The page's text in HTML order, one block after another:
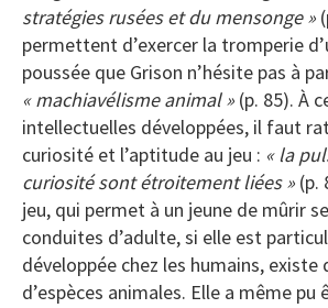
stratégies rusées et du mensonge »
permettent d’exercer la tromperie
poussée que Grison n’hésite pas à
« machiavélisme animal » (p. 85). À
intellectuelles développées, il faut
curiosité et l’aptitude au jeu : « la
curiosité sont étroitement liées » (p.
jeu, qui permet à un jeune de mûrir
conduites d’adulte, si elle est
développée chez les humains, existe
d’espèces animales. Elle a même